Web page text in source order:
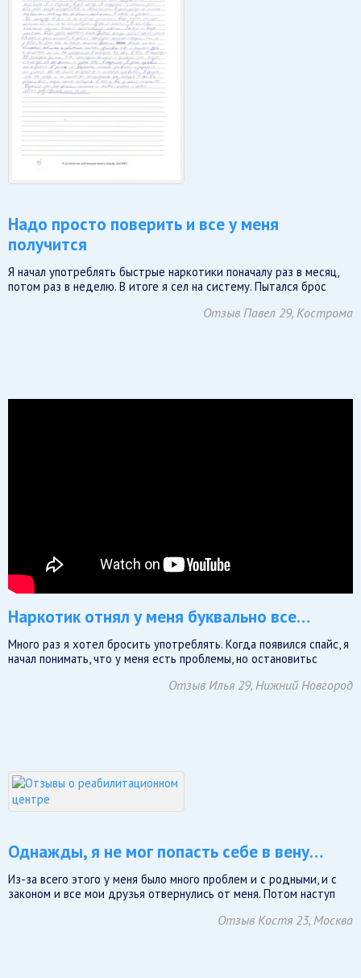
Надо просто поверить и все у меня
получится
Я начал употреблять быстрые наркотики поначалу раз в месяц,
потом раз в неделю. В итоге я сел на систему. Пытался брос
Отзыв Павел 29, Кострома
Наркотик отнял у меня буквально все…
Много раз я хотел бросить употреблять. Когда появился спайс, я
начал понимать, что у меня есть проблемы, но остановитьс
Отзыв Илья 29, Нижний Новгород
Однажды, я не мог попасть себе в вену…
Из-за всего этого у меня было много проблем и с родными, и с
законом и все мои друзья отвернулись от меня. Потом наступ
Отзыв Костя 23, Москва